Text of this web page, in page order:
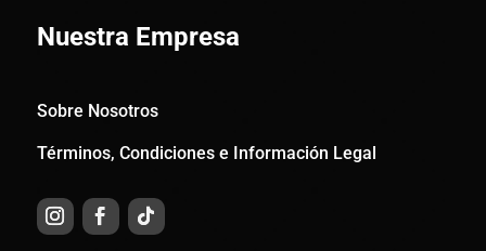
Nuestra Empresa
Sobre Nosotros
Términos, Condiciones e Información Legal